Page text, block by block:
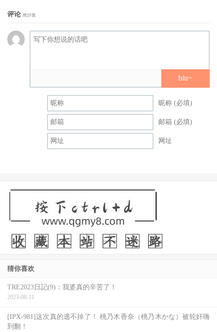
评论 抢沙发
biu~
昵称 (必填)
邮箱 (必填)
网址
猜你喜欢
TRE2023日記(9)：我婆真的辛苦了！
2023-08-11
[IPX-981]这次真的逃不掉了！ 桃乃木香奈（桃乃木かな）被轮奸嗨
到翻！